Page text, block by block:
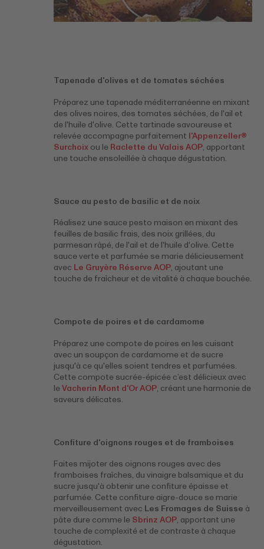
Tapenade d'olives et de tomates séchées
Préparez une tapenade méditerranéenne en mixant
des olives noires, des tomates séchées, de l'ail et
de l'huile d'olive. Cette tartinade savoureuse et
relevée accompagne parfaitement l'Appenzeller®
Surchoix ou le Raclette du Valais AOP, apportant
une touche ensoleillée à chaque dégustation.
Sauce au pesto de basilic et de noix
Réalisez une sauce pesto maison en mixant des
feuilles de basilic frais, des noix grillées, du
parmesan râpé, de l'ail et de l'huile d'olive. Cette
sauce verte et parfumée se marie délicieusement
avec Le Gruyère Réserve AOP, ajoutant une
touche de fraîcheur et de vitalité à chaque bouchée.
Compote de poires et de cardamome
Préparez une compote de poires en les cuisant
avec un soupçon de cardamome et de sucre
jusqu'à ce qu'elles soient tendres et parfumées.
Cette compote sucrée-épicée c’est délicieux avec
leVacherin Mont d'Or AOP, créant une harmonie de
saveurs délicates.
Confiture d'oignons rouges et de framboises
Faites mijoter des oignons rouges avec des
framboises fraîches, du vinaigre balsamique et du
sucre jusqu'à obtenir une confiture épaisse et
parfumée. Cette confiture aigre-douce se marie
merveilleusement avec Les Fromages de Suisse à
pâte dure comme le Sbrinz AOP, apportant une
touche de complexité et de contraste à chaque
dégustation.